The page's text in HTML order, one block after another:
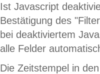
Ist Javascript
Bestätigung des
bei deaktiviertem
alle Felder
Die Zeitstempel in